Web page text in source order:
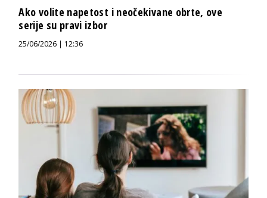
Ako volite napetost i neočekivane obrte, ove
serije su pravi izbor
25/06/2026 | 12:36